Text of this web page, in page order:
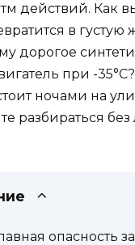
действий. Как
в
дорогое
при -
ночами на
разбираться
опасность